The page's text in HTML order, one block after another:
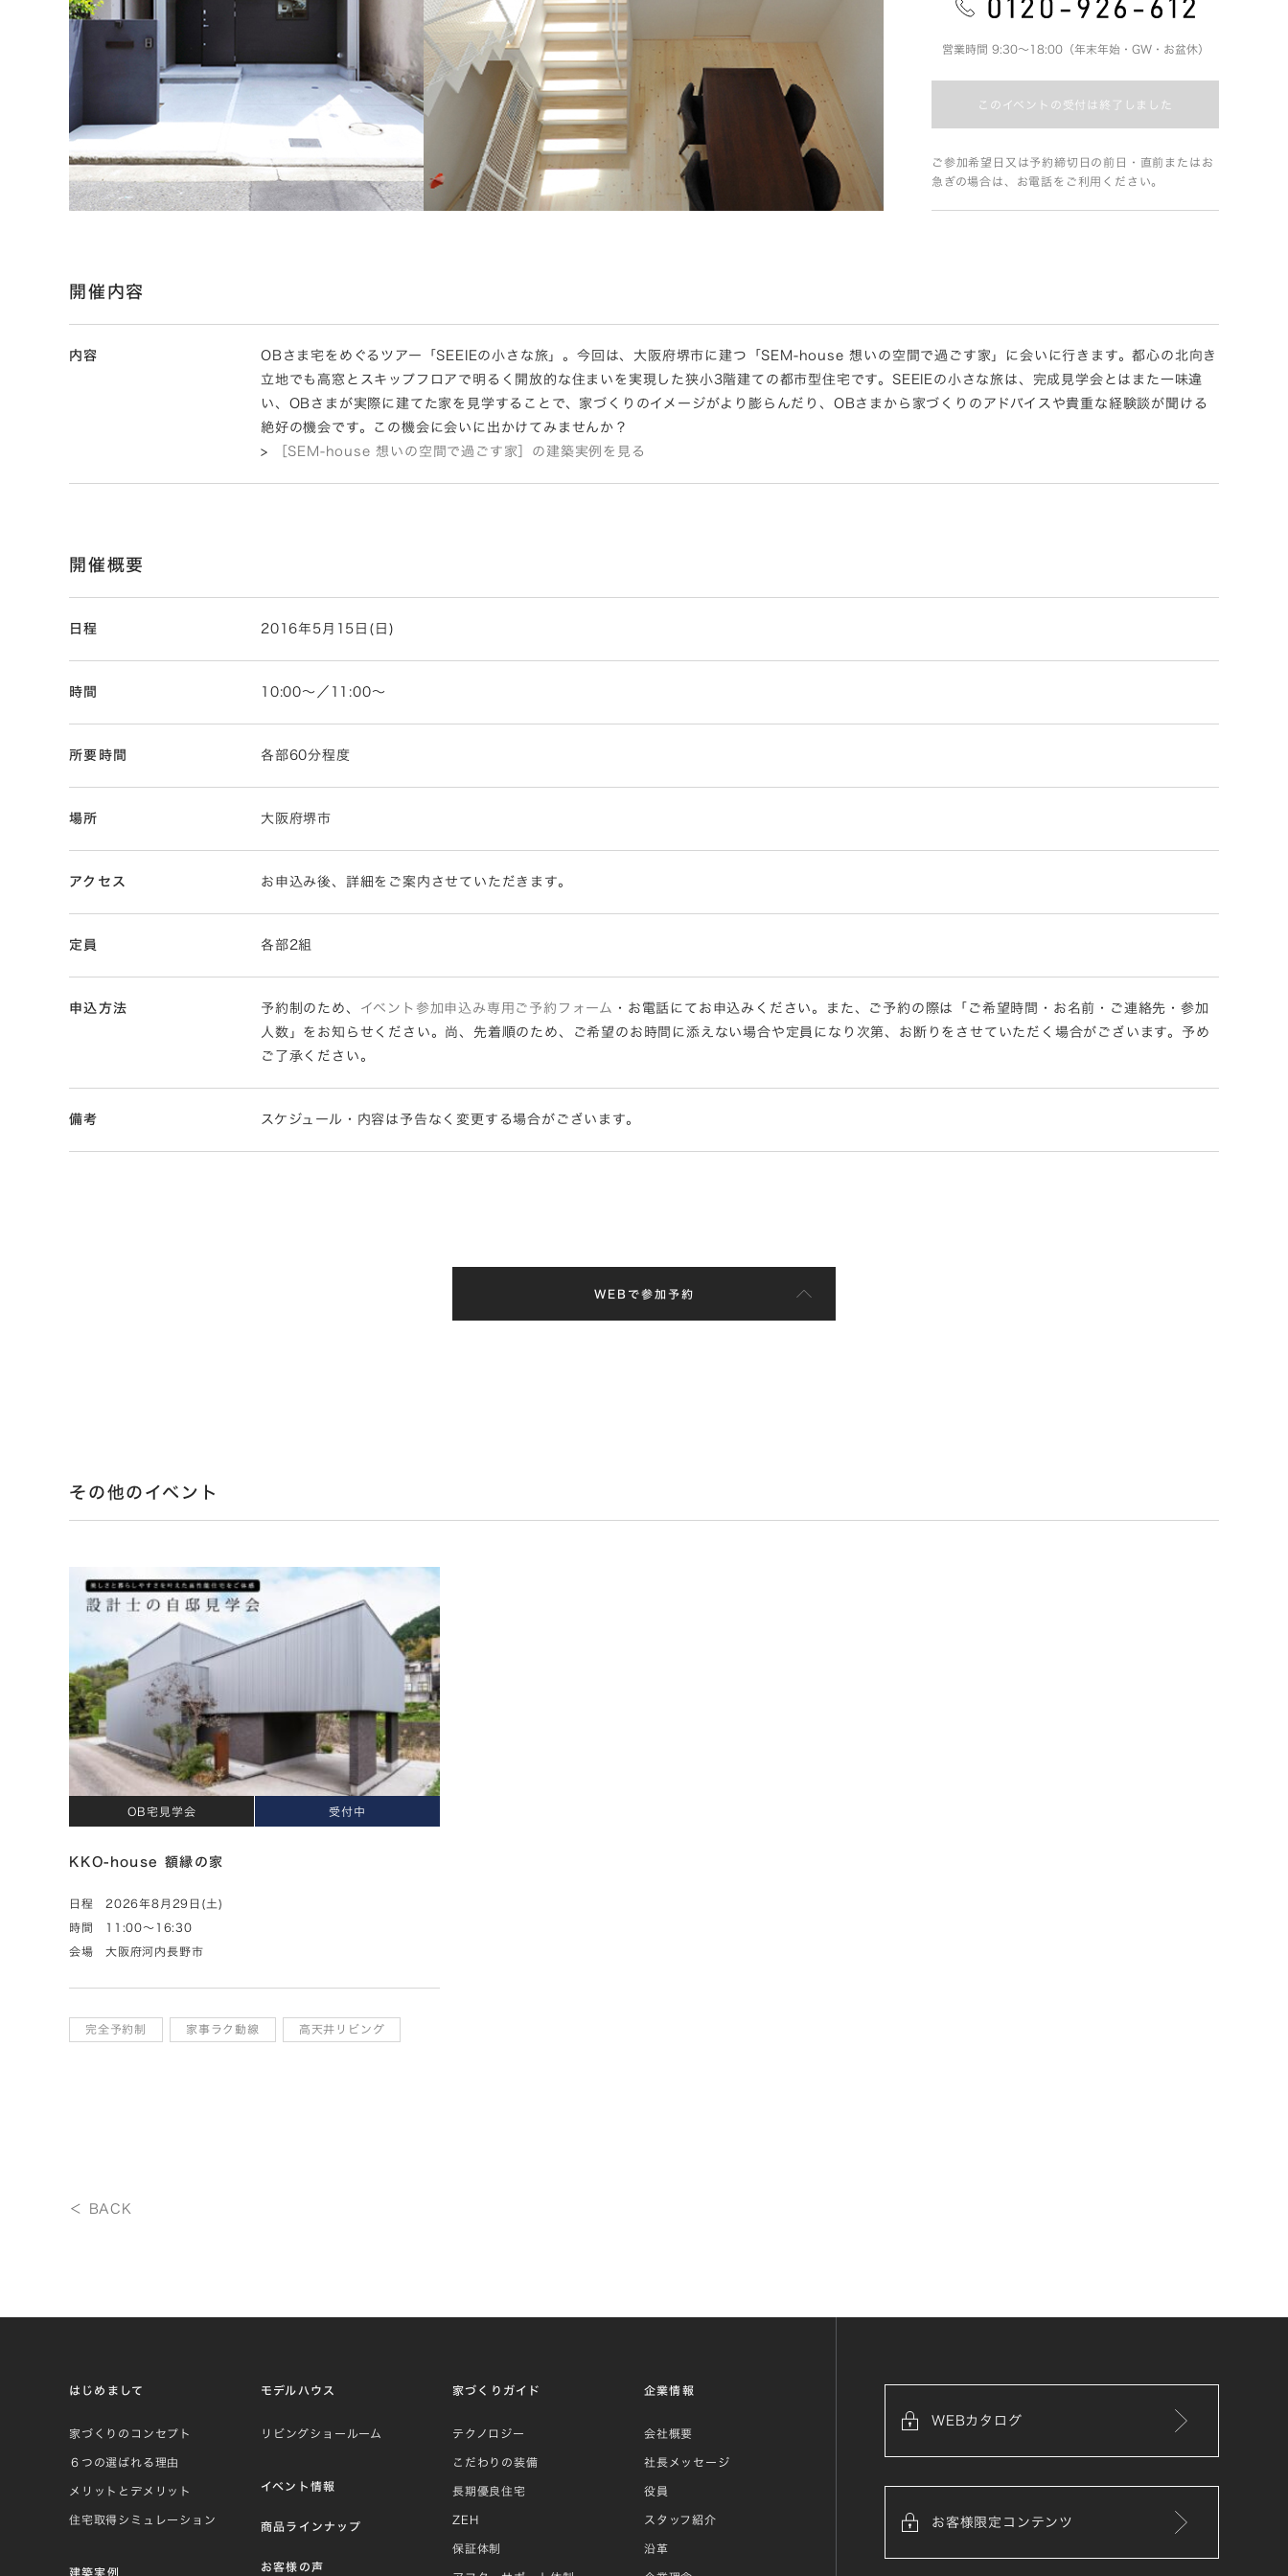
営業時間 9:30～18:00（年末年始・GW・お盆休）
このイベントの受付は終了しました
ご参加希望日又は予約締切日の前日・直前またはお
急ぎの場合は、お電話をご利用ください。
開催内容
内容
OBさま宅をめぐるツアー「SEEIEの小さな旅」。今回は、大阪府堺市に建つ「SEM-house 想いの空間で過ごす家」に会いに行きます。都心の北向き
立地でも高窓とスキップフロアで明るく開放的な住まいを実現した狭小3階建ての都市型住宅です。SEEIEの小さな旅は、完成見学会とはまた一味違
い、OBさまが実際に建てた家を見学することで、家づくりのイメージがより膨らんだり、OBさまから家づくりのアドバイスや貴重な経験談が聞ける
絶好の機会です。この機会に会いに出かけてみませんか？
>
［SEM-house 想いの空間で過ごす家］の建築実例を見る
開催概要
日程 2016年5月15日(日)
時間 10:00～／11:00～
所要時間 各部60分程度
場所 大阪府堺市
アクセス お申込み後、詳細をご案内させていただきます。
定員 各部2組
申込方法 予約制のため、 イベント参加申込み専用ご予約フォーム ・お電話にてお申込みください。また、ご予約の際は「ご希望時間・お名前・ご連絡先・参加
人数」をお知らせください。尚、先着順のため、ご希望のお時間に添えない場合や定員になり次第、お断りをさせていただく場合がございます。予め
ご了承ください。
備考 スケジュール・内容は予告なく変更する場合がございます。
WEBで参加予約
その他のイベント
OB宅見学会 受付中
KKO-house 額縁の家
日程 2026年8月29日(土)
時間 11:00～16:30
会場 大阪府河内長野市
完全予約制 家事ラク動線 高天井リビング
＜ BACK
はじめまして
家づくりのコンセプト
６つの選ばれる理由
メリットとデメリット
住宅取得シミュレーション
建築実例
モデルハウス
リビングショールーム
イベント情報
商品ラインナップ
お客様の声
家づくりガイド
テクノロジー
こだわりの装備
長期優良住宅
ZEH
保証体制
企業情報
会社概要
社長メッセージ
役員
スタッフ紹介
沿革
WEBカタログ
お客様限定コンテンツ